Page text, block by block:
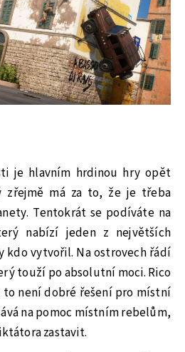
je hlavním hrdinou hry opět
zřejmě má za to, že je třeba
Tentokrát se podíváte na
nabízí jeden z největších
kdo vytvořil. Na ostrovech řádí
touží po absolutní moci. Rico
to není dobré řešení pro místní
na pomoc místním rebelům,
zastavit.